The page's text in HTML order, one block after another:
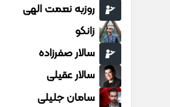
روزبه نعمت الهی
زانکو
سالار صفرزاده
سالار عقیلی
سامان جلیلی